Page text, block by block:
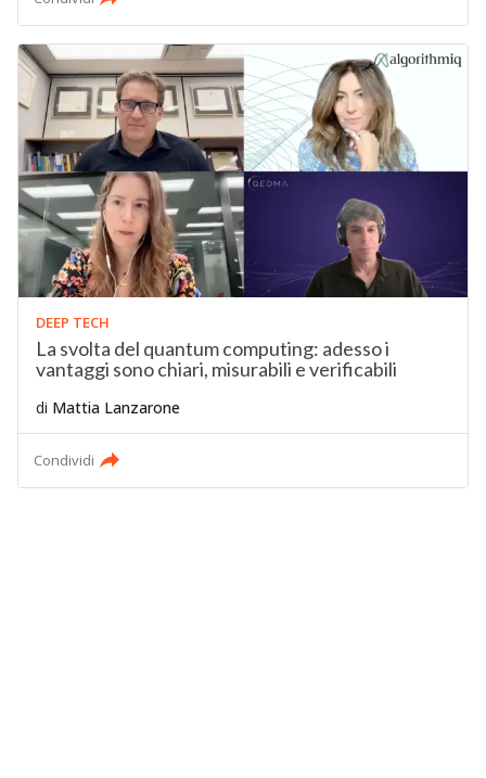
DEEP TECH
La svolta del quantum computing: adesso i
vantaggi sono chiari, misurabili e verificabili
di Mattia Lanzarone
Condividi